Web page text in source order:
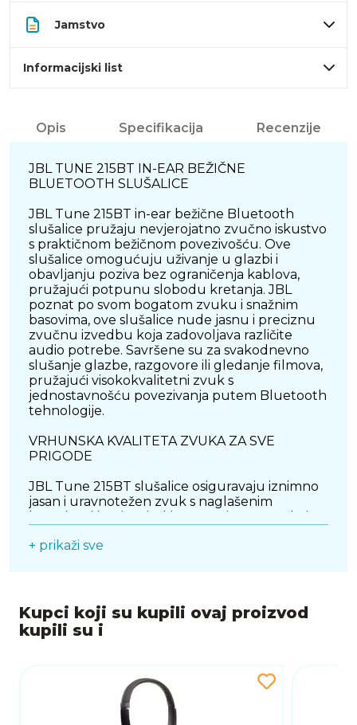
Jamstvo
Informacijski list
Opis Specifikacija Recenzije
JBL TUNE 215BT IN-EAR BEŽIČNE
BLUETOOTH SLUŠALICE
JBL Tune 215BT in-ear bežične Bluetooth
slušalice pružaju nevjerojatno zvučno iskustvo
s praktičnom bežičnom povezivošću. Ove
slušalice omogućuju uživanje u glazbi i
obavljanju poziva bez ograničenja kablova,
pružajući potpunu slobodu kretanja. JBL
poznat po svom bogatom zvuku i snažnim
basovima, ove slušalice nude jasnu i preciznu
zvučnu izvedbu koja zadovoljava različite
audio potrebe. Savršene su za svakodnevno
slušanje glazbe, razgovore ili gledanje filmova,
pružajući visokokvalitetni zvuk s
jednostavnošću povezivanja putem Bluetooth
tehnologije.
VRHUNSKA KVALITETA ZVUKA ZA SVE
PRIGODE
JBL Tune 215BT slušalice osiguravaju iznimno
jasan i uravnotežen zvuk s naglašenim
razgovarate s prijateljima, slušalice pružaju
audio potrebe. Slušalice su odličan izbor za
korisnike koji žele visoku zvučnu preciznost i
uživanje u glazbi u svakom trenutku.
DUGOTRAJNO NOŠENJE
Bežična Bluetooth povezanost omogućuje
+ prikaži sve
Kupci koji su kupili ovaj proizvod
kupili su i